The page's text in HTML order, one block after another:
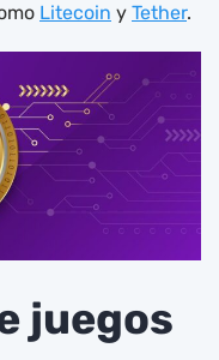
Litecoin y Tether.
juegos